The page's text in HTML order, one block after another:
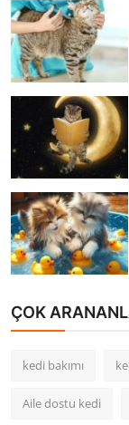
ÇOK
kedi bakımı
Aile dostu kedi